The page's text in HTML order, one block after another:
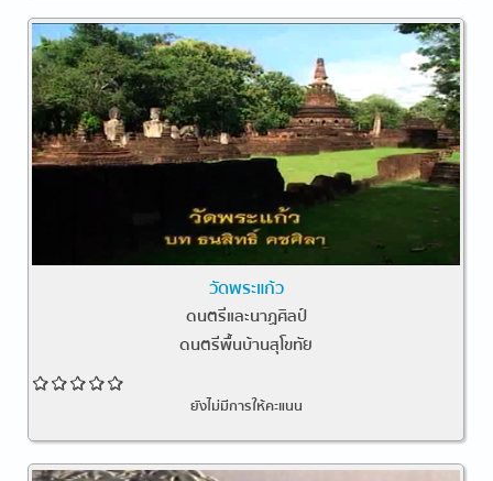
วัดพระแก้ว
ดนตรีและนาฏศิลป์
ดนตรีพื้นบ้านสุโขทัย
ยังไม่มีการให้คะแนน